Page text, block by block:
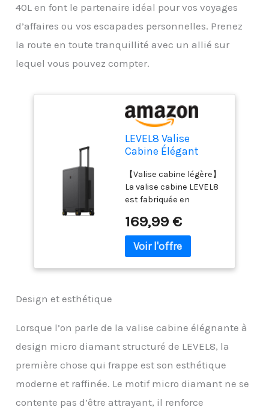
40L en font le partenaire idéal pour vos voyages
d’affaires ou vos escapades personnelles. Prenez
la route en toute tranquillité avec un allié sur
lequel vous pouvez compter.
LEVEL8 Valise
Cabine Élégant
Structuré Design
Bagages Cabine
Trolley Rigide Valise
de Voyage avec 4
roulettes Doubles
Pivotantes et
Serrure TSA,
55x37x23CM, 40L,
【Valise cabine légère】
La valise cabine LEVEL8
est fabriquée en
BAYER (Allemagne) à 3
couches. Très résistante
et robuste, elle offre
sécurité. 【Serrure à
Serrure à code TSA
intégrée avec des
pour plus de sécurité
lors de vos voyages
169,99 €
Design et esthétique
Lorsque l’on parle de la valise cabine élégnante à
design micro diamant structuré de LEVEL8, la
première chose qui frappe est son esthétique
moderne et raffinée. Le motif micro diamant ne se
contente pas d’être attrayant, il renforce